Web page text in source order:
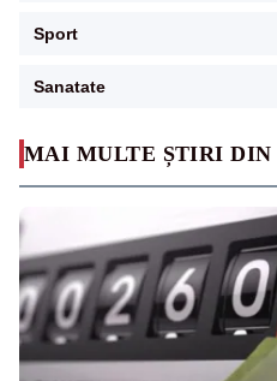
MAI MULTE ȘTIRI DIN
Sport
Sanatate